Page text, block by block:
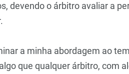
devendo o árbitro avaliar a
a minha abordagem ao
que qualquer árbitro, com